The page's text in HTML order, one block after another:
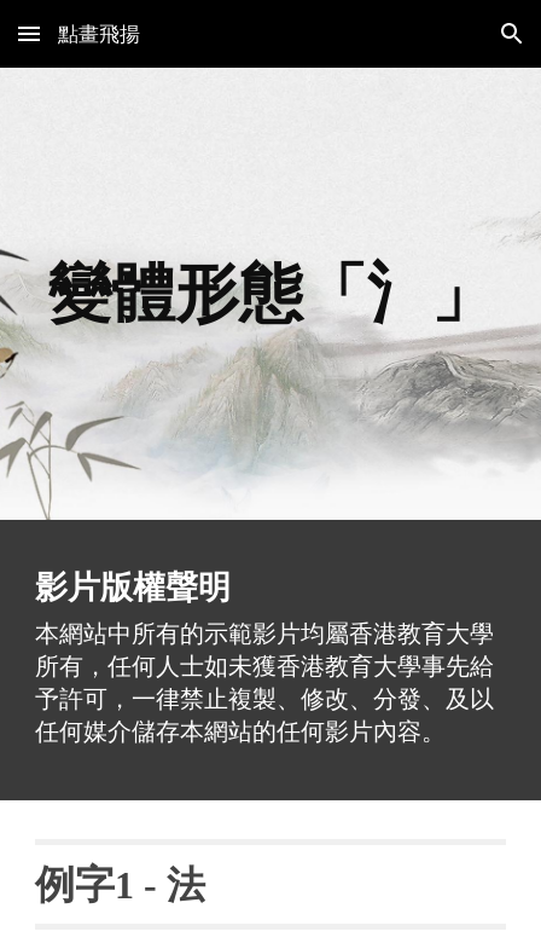
Skip to main content Skip to navigation
點畫飛揚
變體形態「氵 」
影片版權聲明
本網站中所有的示範影片均屬香港教育大學
所有，任何人士如未獲香港教育大學事先給
予許可，一律禁止複製、修改、分發、及以
任何媒介儲存本網站的任何影片內容。
例字1 - 法